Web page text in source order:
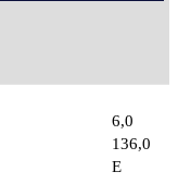
6,0
136,0
E